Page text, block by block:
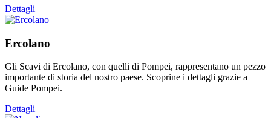
Dettagli
Ercolano
Gli Scavi di Ercolano, con quelli di Pompei, rappresentano un pezzo
importante di storia del nostro paese. Scoprine i dettagli grazie a
Guide Pompei.
Dettagli